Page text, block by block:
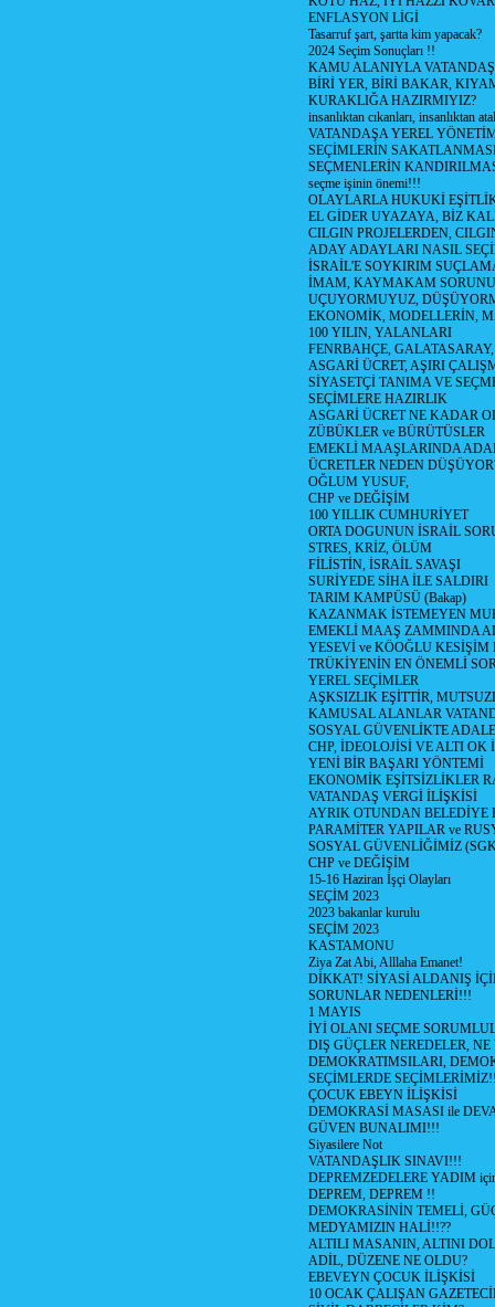
ENFLASYON LİGİ
Tasarruf şart, şartta kim yapacak?
2024 Seçim Sonuçları !!
KAMU ALANIYLA
BİRİ YER, BİRİ BAKAR,
KURAKLIĞA HAZIRMIYIZ?
insanlıktan cıkanları, insanlıktan
VATANDAŞA YEREL
SEÇİMLERİN
SEÇMENLERİN
seçme işinin önemi!!!
OLAYLARLA HUKUKİ
EL GİDER UYAZAYA, BİZ
CILGIN PROJELERDEN,
ADAY ADAYLARI NASIL
İSRAİL'E SOYKIRIM
İMAM, KAYMAKAM SORUNU
UÇUYORMUYUZ,
EKONOMİK, MODELLERİN,
100 YILIN, YALANLARI
FENRBAHÇE,
ASGARİ ÜCRET, AŞIRI
SİYASETÇİ TANIMA VE
SEÇİMLERE HAZIRLIK
ASGARİ ÜCRET NE KADAR
ZÜBÜKLER ve BÜRÜTÜSLER
EMEKLİ MAAŞLARINDA
ÜCRETLER NEDEN
OĞLUM YUSUF,
CHP ve DEĞİŞİM
100 YILLIK CUMHURİYET
ORTA DOGUNUN İSRAİL
STRES, KRİZ, ÖLÜM
FİLİSTİN, İSRAİL SAVAŞI
SURİYEDE SİHA İLE SALDIRI
TARIM KAMPÜSÜ (Bakap)
KAZANMAK İSTEMEYEN
EMEKLİ MAAŞ ZAMMINDA
YESEVİ ve KÖOĞLU
TRÜKİYENİN EN ÖNEMLİ
YEREL SEÇİMLER
AŞKSIZLIK EŞİTTİR,
KAMUSAL ALANLAR
SOSYAL GÜVENLİKTE
CHP, İDEOLOJİSİ VE ALTI OK
YENİ BİR BAŞARI YÖNTEMİ
EKONOMİK EŞİTSİZLİKLER
VATANDAŞ VERGİ İLİŞKİSİ
AYRIK OTUNDAN
PARAMİTER YAPILAR ve
SOSYAL GÜVENLİĞİMİZ
CHP ve DEĞİŞİM
15-16 Haziran İşçi Olayları
SEÇİM 2023
2023 bakanlar kurulu
SEÇİM 2023
KASTAMONU
Ziya Zat Abi, Alllaha Emanet!
DİKKAT! SİYASİ ALDANIŞ
SORUNLAR NEDENLERİ!!!
1 MAYIS
İYİ OLANI SEÇME
DIŞ GÜÇLER NEREDELER,
DEMOKRATIMSILARI,
SEÇİMLERDE
ÇOCUK EBEYN İLİŞKİSİ
DEMOKRASİ MASASI ile
GÜVEN BUNALIMI!!!
Siyasilere Not
VATANDAŞLIK SINAVI!!!
DEPREMZEDELERE YADIM
DEPREM, DEPREM !!
DEMOKRASİNİN TEMELİ,
MEDYAMIZIN HALİ!!??
ALTILI MASANIN, ALTINI
ADİL, DÜZENE NE OLDU?
EBEVEYN ÇOCUK İLİŞKİSİ
10 OCAK ÇALIŞAN